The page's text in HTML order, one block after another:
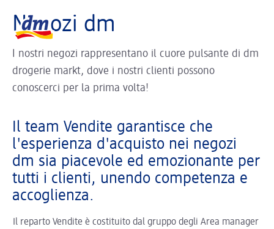
Negozi dm
I nostri negozi rappresentano il cuore pulsante di dm
drogerie markt, dove i nostri clienti possono
conoscerci per la prima volta!
Il team Vendite garantisce che
l'esperienza d'acquisto nei negozi
dm sia piacevole ed emozionante per
tutti i clienti, unendo competenza e
accoglienza.
Il reparto Vendite è costituito dal gruppo degli Area manager